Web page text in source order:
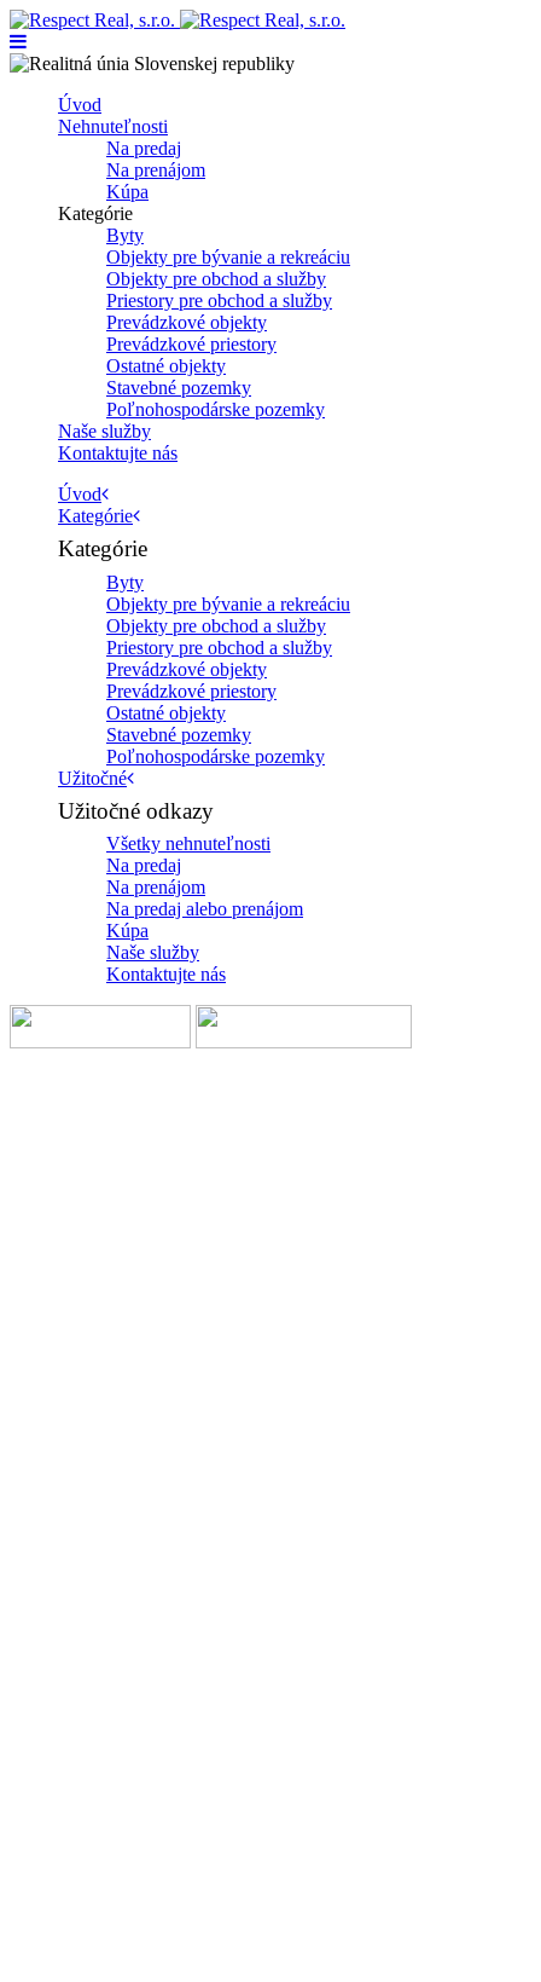
Úvod
Nehnuteľnosti
Na predaj
Na prenájom
Kúpa
Kategórie
Byty
Objekty pre bývanie a rekreáciu
Objekty pre obchod a služby
Priestory pre obchod a služby
Prevádzkové objekty
Prevádzkové priestory
Ostatné objekty
Stavebné pozemky
Poľnohospodárske pozemky
Naše služby
Kontaktujte nás
Úvod
Kategórie
Kategórie
Byty
Objekty pre bývanie a rekreáciu
Objekty pre obchod a služby
Priestory pre obchod a služby
Prevádzkové objekty
Prevádzkové priestory
Ostatné objekty
Stavebné pozemky
Poľnohospodárske pozemky
Užitočné
Užitočné odkazy
Všetky nehnuteľnosti
Na predaj
Na prenájom
Na predaj alebo prenájom
Kúpa
Naše služby
Kontaktujte nás